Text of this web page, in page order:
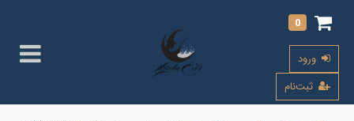
0
ورود
ثبت‌نام